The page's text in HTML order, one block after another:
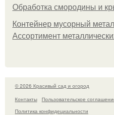
Обработка смородины и
Контейнер мусорный
Ассортимент
© 2026 Красивый сад и огород
Контакты
Пользовательское
Политика конфидециальности